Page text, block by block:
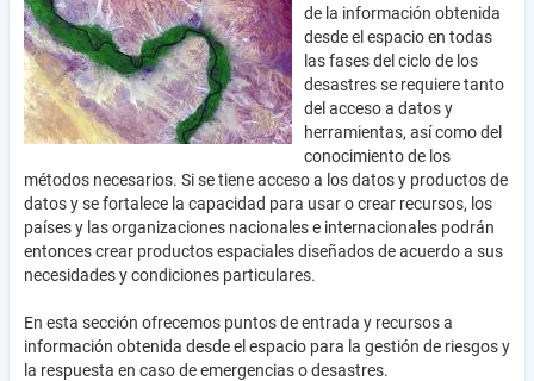
de la información obtenida
desde el espacio en todas
las fases del ciclo de los
desastres se requiere tanto
del acceso a datos y
herramientas, así como del
conocimiento de los
métodos necesarios. Si se tiene acceso a los datos y productos de
datos y se fortalece la capacidad para usar o crear recursos, los
países y las organizaciones nacionales e internacionales podrán
entonces crear productos espaciales diseñados de acuerdo a sus
necesidades y condiciones particulares.
En esta sección ofrecemos puntos de entrada y recursos a
información obtenida desde el espacio para la gestión de riesgos y
la respuesta en caso de emergencias o desastres.